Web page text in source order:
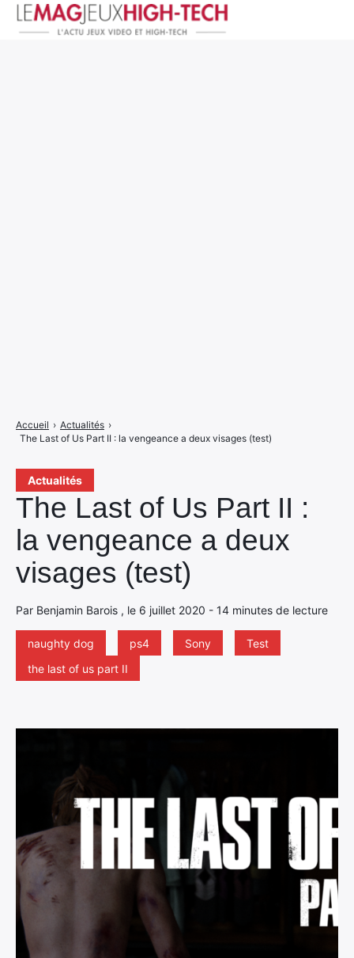
Actualités
The Last of Us Part II :
la vengeance a deux
visages (test)
Par Benjamin Barois , le 6 juillet 2020 - 14 minutes de lecture
naughty dog ps4 Sony
Test
the last of us part II
Accueil › Actualités ›
The Last of Us Part II : la vengeance a deux visages (test)